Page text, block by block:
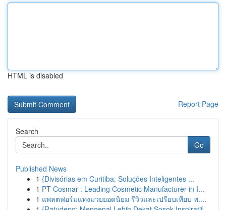
HTML is disabled
Report Page
Search
Go
Published News
1 {Divisórias em Curitiba: Soluções Inteligentes ...
1 PT Cosmar : Leading Cosmetic Manufacturer in I...
1 แพลตฟอร์มแทงมวยยอดนิยม รีวิวและเปรียบเทียบ พ....